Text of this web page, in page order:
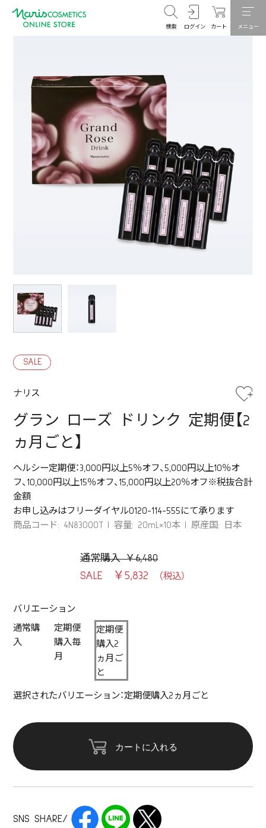
検索 ログイン カート メニュー
SALE
ナリス
グラン ローズ ドリンク 定期便【2
ヵ月ごと】
ヘルシー定期便：3,000円以上5％オフ、5,000円以上10％オ
フ、10,000円以上15％オフ、15,000円以上20％オフ※税抜合計
金額
お申し込みはフリーダイヤル0120-114-555にて承ります
商品コード: 4N83000T
容量: 20mL×10本 原産国: 日本
通常購入 ￥6,480
￥5,832
バリエーション
通常購
入
定期便
購入毎
月
定期便
購入2
ヵ月ご
と
選択されたバリエーション：定期便購入2ヵ月ごと
カートに入れる
SNS SHARE/